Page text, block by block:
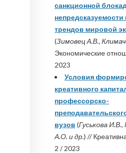
санкционной
трендов мировой
(Зимовец А.В.,
Экономические
2023
Условия
креативного
профессорско-
вузов (Гуськова И.В.,
А.О. и др.) //
2 / 2023